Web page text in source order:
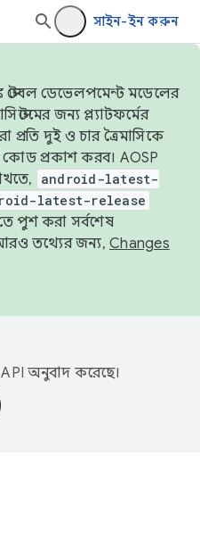
সাইন-ইন করুন
স্টেবল ডেভেলপমেন্ট মডেলের
জন্য প্ল্যাটফর্মের
প্রতি দুই ও চার ত্রৈমাসিকে
প্রকাশ করব। AOSP
android-latest-
latest-release
তে পুশ করা সর্বশেষ
তথ্যের জন্য, Changes
অনুবাদ করেছে।